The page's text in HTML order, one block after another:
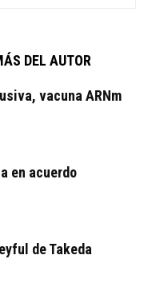
DEL AUTOR
vacuna ARNm
en acuerdo
de Takeda